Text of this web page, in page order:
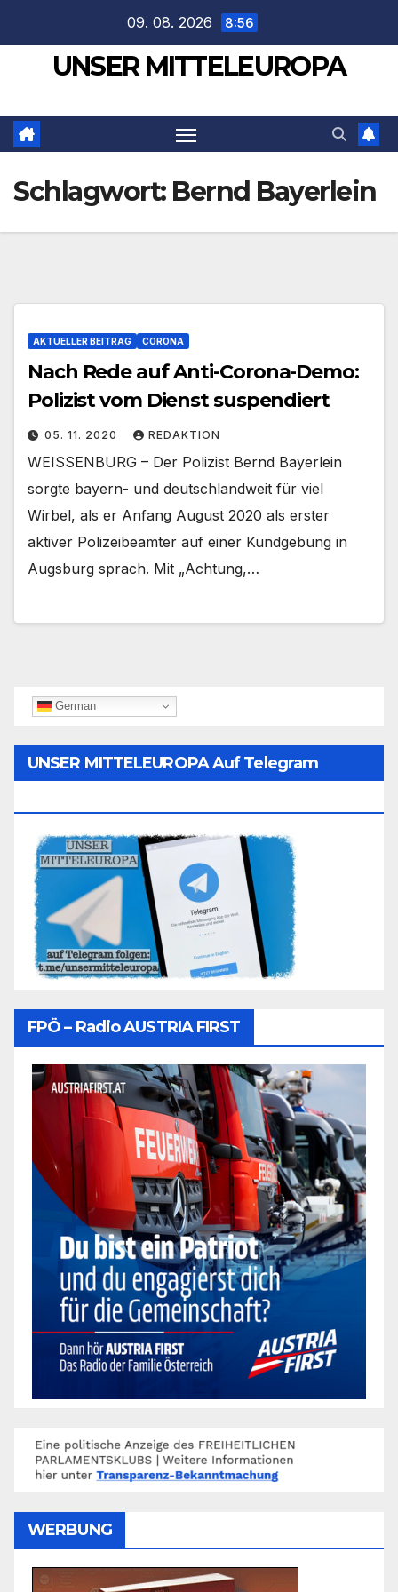
springen
09. 08. 2026 8:56
UNSER MITTELEUROPA
Schlagwort: Bernd Bayerlein
AKTUELLER BEITRAG CORONA
Nach Rede auf Anti-Corona-Demo:
Polizist vom Dienst suspendiert
05. 11. 2020 REDAKTION
WEISSENBURG – Der Polizist Bernd Bayerlein
sorgte bayern- und deutschlandweit für viel
Wirbel, als er Anfang August 2020 als erster
aktiver Polizeibeamter auf einer Kundgebung in
Augsburg sprach. Mit „Achtung,…
German
UNSER MITTELEUROPA Auf Telegram
FPÖ – Radio AUSTRIA FIRST
WERBUNG